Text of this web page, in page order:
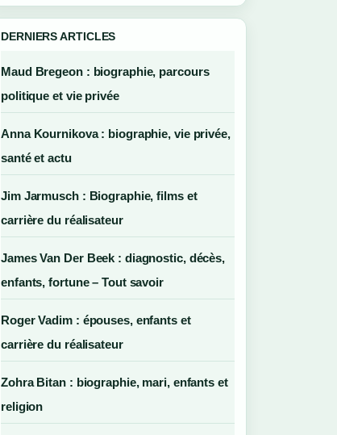
DERNIERS ARTICLES
Maud Bregeon : biographie, parcours
politique et vie privée
Anna Kournikova : biographie, vie privée,
santé et actu
Jim Jarmusch : Biographie, films et
carrière du réalisateur
James Van Der Beek : diagnostic, décès,
enfants, fortune – Tout savoir
Roger Vadim : épouses, enfants et
carrière du réalisateur
Zohra Bitan : biographie, mari, enfants et
religion